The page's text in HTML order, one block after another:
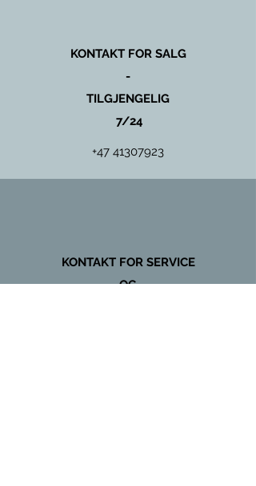
KONTAKT FOR SALG
-
TILGJENGELIG
7/24
+47 41307923
KONTAKT FOR SERVICE
OG